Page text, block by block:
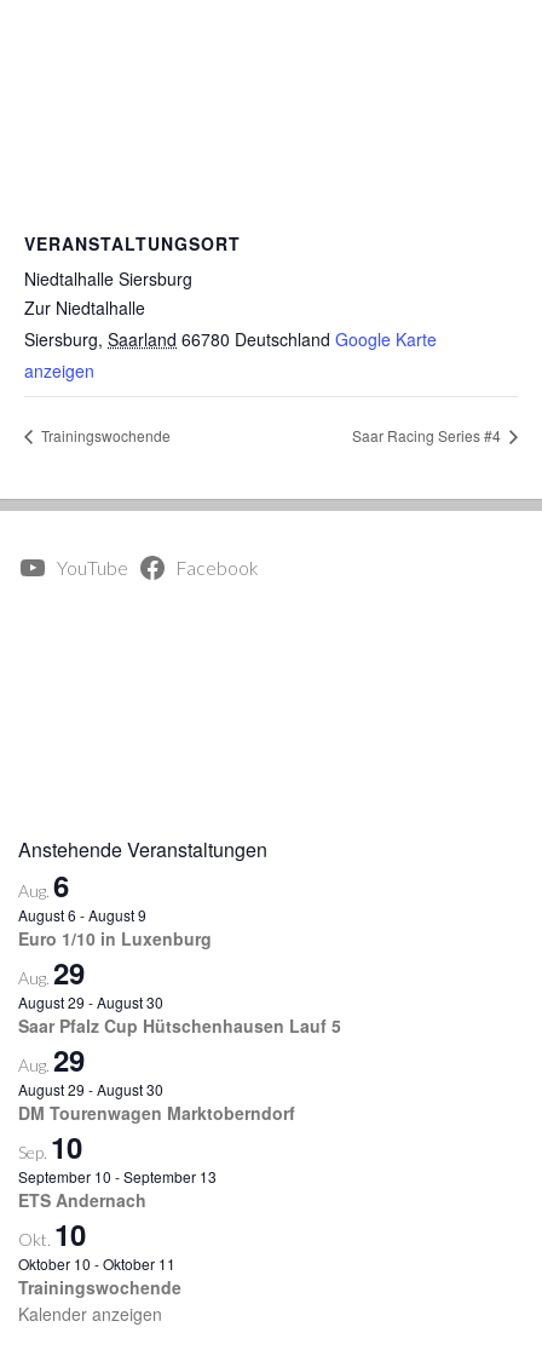
VERANSTALTUNGSORT
Niedtalhalle Siersburg
Zur Niedtalhalle
Siersburg, Saarland 66780 Deutschland Google Karte
anzeigen
Trainingswochende Saar Racing Series #4
YouTube Facebook
Anstehende Veranstaltungen
Aug. 6
August 6 -August 9
Euro 1/10 in Luxenburg
Aug. 29
August 29 -August 30
Saar Pfalz Cup Hütschenhausen Lauf 5
Aug. 29
August 29 -August 30
DM Tourenwagen Marktoberndorf
Sep. 10
September 10 -September 13
ETS Andernach
Okt. 10
Oktober 10 -Oktober 11
Trainingswochende
Kalender anzeigen